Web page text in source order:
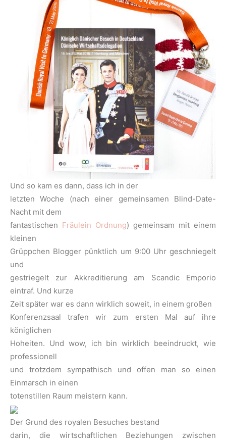
Und so kam es dann, dass ich in der
letzten Woche (nach einer gemeinsamen Blind-Date-
Nacht mit dem
fantastischen Fräulein Ordnung) gemeinsam mit einem
kleinen
Grüppchen Blogger pünktlich um 9:00 Uhr geschniegelt
und
gestriegelt zur Akkreditierung am Scandic Emporio
eintraf. Und kurze
Zeit später war es dann wirklich soweit, in einem großen
Konferenzsaal trafen wir zum ersten Mal auf ihre
königlichen
Hoheiten. Und wow, ich bin wirklich beeindruckt, wie
professionell
und trotzdem sympathisch und offen man so einen
Einmarsch in einen
totenstillen Raum meistern kann.
Der Grund des royalen Besuches bestand
darin, die wirtschaftlichen Beziehungen zwischen